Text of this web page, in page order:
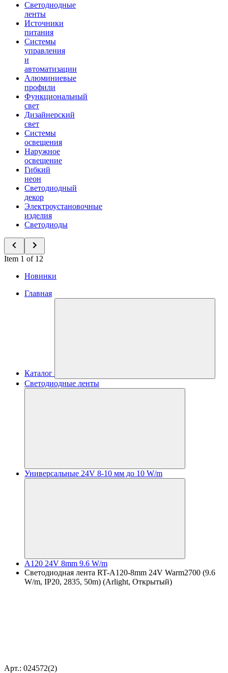
Светодиодные
ленты
Источники
питания
Системы
управления
и
автоматизации
Алюминиевые
профили
Функциональный
свет
Дизайнерский
свет
Системы
освещения
Наружное
освещение
Гибкий
неон
Светодиодный
декор
Электроустановочные
изделия
Светодиоды
Item 1 of 12
Новинки
Главная
Каталог
Светодиодные ленты
Универсальные 24V 8-10 мм до 10 W/m
A120 24V 8mm 9.6 W/m
Светодиодная лента RT-A120-8mm 24V Warm2700 (9.6
W/m, IP20, 2835, 50m) (Arlight, Открытый)
Арт.: 024572(2)